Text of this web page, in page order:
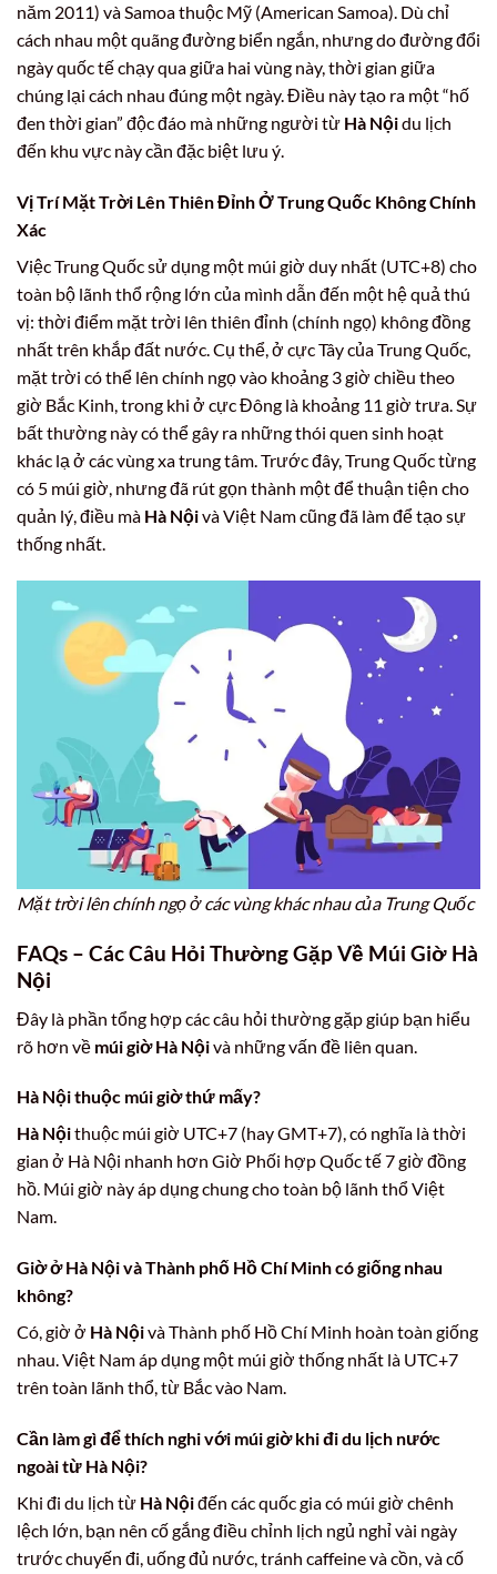
năm 2011) và Samoa thuộc Mỹ (American Samoa). Dù chỉ
cách nhau một quãng đường biển ngắn, nhưng do đường đổi
ngày quốc tế chạy qua giữa hai vùng này, thời gian giữa
chúng lại cách nhau đúng một ngày. Điều này tạo ra một “hố
đen thời gian” độc đáo mà những người từ Hà Nộidu lịch
đến khu vực này cần đặc biệt lưu ý.
Vị Trí Mặt Trời Lên Thiên Đỉnh Ở Trung Quốc Không Chính
Xác
Việc Trung Quốc sử dụng một múi giờ duy nhất (UTC+8) cho
toàn bộ lãnh thổ rộng lớn của mình dẫn đến một hệ quả thú
vị: thời điểm mặt trời lên thiên đỉnh (chính ngọ) không đồng
nhất trên khắp đất nước. Cụ thể, ở cực Tây của Trung Quốc,
mặt trời có thể lên chính ngọ vào khoảng 3 giờ chiều theo
giờ Bắc Kinh, trong khi ở cực Đông là khoảng 11 giờ trưa. Sự
bất thường này có thể gây ra những thói quen sinh hoạt
khác lạ ở các vùng xa trung tâm. Trước đây, Trung Quốc từng
có 5 múi giờ, nhưng đã rút gọn thành một để thuận tiện cho
quản lý, điều mà Hà Nộivà Việt Nam cũng đã làm để tạo sự
thống nhất.
Mặt trời lên chính ngọ ở các vùng khác nhau của Trung Quốc
FAQs – Các Câu Hỏi Thường Gặp Về Múi Giờ Hà
Nội
Đây là phần tổng hợp các câu hỏi thường gặp giúp bạn hiểu
rõ hơn về múi giờ Hà Nộivà những vấn đề liên quan.
Hà Nội thuộc múi giờ thứ mấy?
Hà Nộithuộc múi giờ UTC+7 (hay GMT+7), có nghĩa là thời
gian ở Hà Nội nhanh hơn Giờ Phối hợp Quốc tế 7 giờ đồng
hồ. Múi giờ này áp dụng chung cho toàn bộ lãnh thổ Việt
Nam.
Giờ ở Hà Nội và Thành phố Hồ Chí Minh có giống nhau
không?
Có, giờ ở Hà Nộivà Thành phố Hồ Chí Minh hoàn toàn giống
nhau. Việt Nam áp dụng một múi giờ thống nhất là UTC+7
trên toàn lãnh thổ, từ Bắc vào Nam.
Cần làm gì để thích nghi với múi giờ khi đi du lịch nước
ngoài từ Hà Nội?
Khi đi du lịch từ Hà Nộiđến các quốc gia có múi giờ chênh
lệch lớn, bạn nên cố gắng điều chỉnh lịch ngủ nghỉ vài ngày
trước chuyến đi, uống đủ nước, tránh caffeine và cồn, và cố